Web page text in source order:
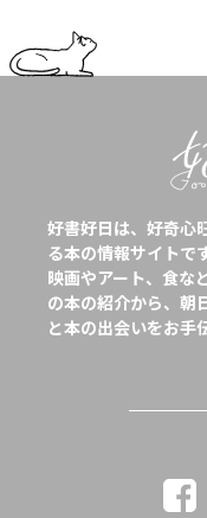
好書好日は、好奇心
る本の情報サイトです
映画やアート、食な
の本の紹介から、朝
と本の出会いをお手